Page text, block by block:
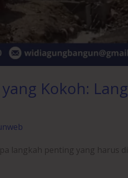
Kokoh:
langkah penting yang harus